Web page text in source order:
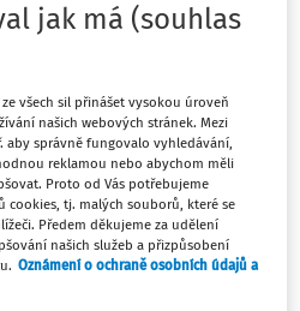
porotě.
jednotliví kandidáti z řad
a jakým způsobem je
Vše potřebné se dozvíte na
roku.cz.
Komora certifikovaných
porota obohacena o nová
jak má (souhlas
všech sil přinášet vysokou úroveň
našich webových stránek. Mezi
správně fungovalo vyhledávání,
reklamou nebo abychom měli
Proto od Vás potřebujeme
cookies, tj. malých souborů, které se
Předem děkujeme za udělení
našich služeb a přizpůsobení
Oznámení o ochraně osobních údajů a